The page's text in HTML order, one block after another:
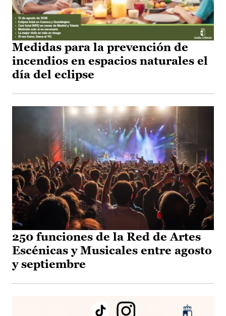
Medidas para la prevención de
incendios en espacios naturales el
día del eclipse
250 funciones de la Red de Artes
Escénicas y Musicales entre agosto
y septiembre